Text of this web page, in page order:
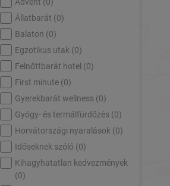
Állatbarát (0)
Balaton (0)
Egzotikus utak (0)
Felnőttbarát hotel (0)
First minute (0)
Gyerekbarát wellness (0)
Gyógy- és termálfürdőzés (0)
Horvátországi nyaralások (0)
Időseknek szóló (0)
Kihagyhatatlan kedvezmények
(0)